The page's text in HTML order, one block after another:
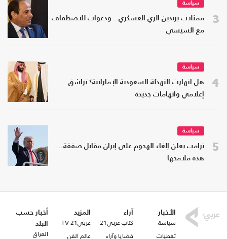
3
سياسة
ممثلات يرتدين الزي العسكري.. ودعوات للاصطفاف
مع السيسي
4
سياسة
هل انهارت التهدئة السعودية الإماراتية؟ تراشق
إعلامي واتهامات جديدة
5
سياسة
ترامب يعلن إلغاء الهجوم على إيران مقابل صفقة..
هذه ملامحها
الأخبار
سياسة
تغطيات
آراء
كتاب عربي21
قضايا وآراء
المزيد
عربي21 TV
عالم الفن
أخبار حسب
البلد
العراق